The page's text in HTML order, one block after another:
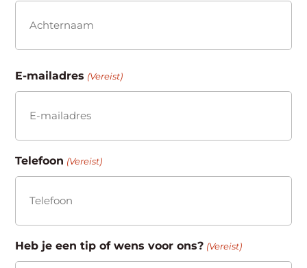
Voornaam
E-mailadres (Vereist)
Telefoon (Vereist)
Heb je een tip of wens voor ons? (Vereist)